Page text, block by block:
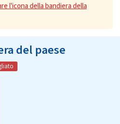
l'icona della bandiera della
del paese